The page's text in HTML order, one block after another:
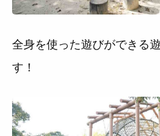
全身を使った遊びができる
す！